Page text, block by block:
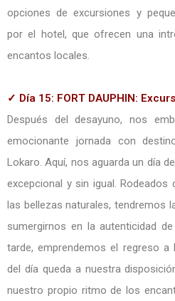
opciones de excursiones y
por el hotel, que ofrecen una
encantos locales.
✓ Día 15: FORT DAUPHIN:
Después del desayuno, nos
emocionante jornada con
Lokaro. Aquí, nos aguarda un día
excepcional y sin igual.
las bellezas naturales, tendremos
sumergirnos en la autenticidad
tarde, emprendemos el regreso a
del día queda a nuestra
nuestro propio ritmo de los